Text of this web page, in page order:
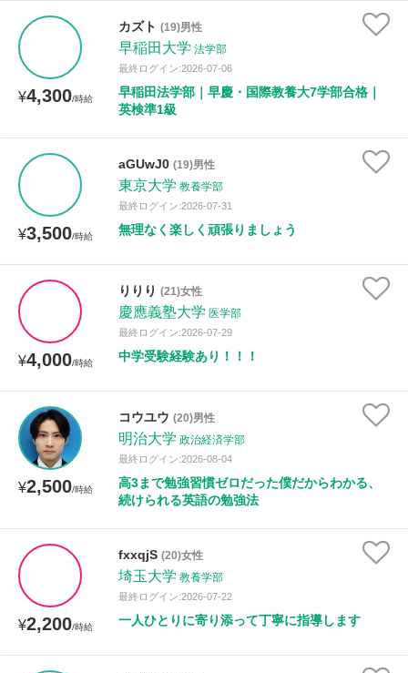
¥4,300/時給
カズト (19)男性
早稲田大学 法学部
最終ログイン:2026-07-06
早稲田法学部｜早慶・国際教養大7学部合格｜
英検準1級
¥3,500/時給
aGUwJ0 (19)男性
東京大学 教養学部
最終ログイン:2026-07-31
無理なく楽しく頑張りましょう
¥4,000/時給
りりり (21)女性
慶應義塾大学 医学部
最終ログイン:2026-07-29
中学受験経験あり！！！
¥2,500/時給
コウユウ (20)男性
明治大学 政治経済学部
最終ログイン:2026-08-04
高3まで勉強習慣ゼロだった僕だからわかる、
続けられる英語の勉強法
¥2,200/時給
fxxqjS (20)女性
埼玉大学 教養学部
最終ログイン:2026-07-22
一人ひとりに寄り添って丁寧に指導します